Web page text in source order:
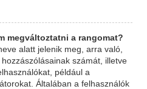
megváltoztatni a rangomat?
alatt jelenik meg, arra való,
számát, illetve
például a
Általában a felhasználók